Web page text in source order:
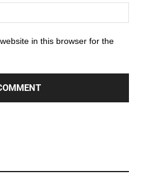
in this browser for the